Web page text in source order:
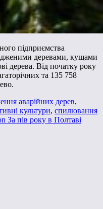
підприємства
деревами, кущами
дерева. Від початку року
та 135 758
аварійних дерев,
культури, спилювання
За пів року в Полтаві